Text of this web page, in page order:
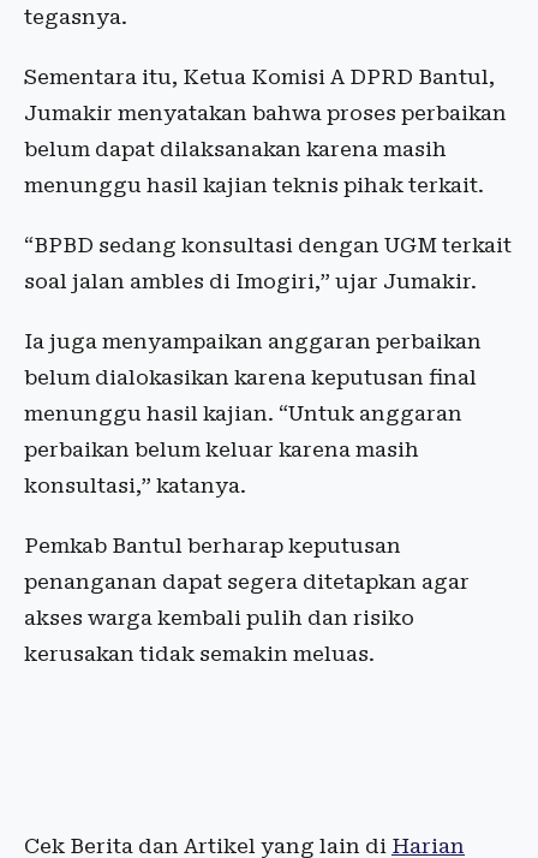
tegasnya.
Sementara itu, Ketua Komisi A DPRD Bantul,
Jumakir menyatakan bahwa proses perbaikan
belum dapat dilaksanakan karena masih
menunggu hasil kajian teknis pihak terkait.
“BPBD sedang konsultasi dengan UGM terkait
soal jalan ambles di Imogiri,” ujar Jumakir.
Ia juga menyampaikan anggaran perbaikan
belum dialokasikan karena keputusan final
menunggu hasil kajian. “Untuk anggaran
perbaikan belum keluar karena masih
konsultasi,” katanya.
Pemkab Bantul berharap keputusan
penanganan dapat segera ditetapkan agar
akses warga kembali pulih dan risiko
kerusakan tidak semakin meluas.
Cek Berita dan Artikel yang lain di Harian